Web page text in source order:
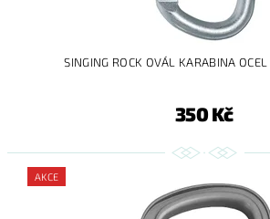
SINGING ROCK OVÁL KARABINA
350 Kč
AKCE